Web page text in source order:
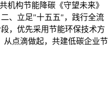
机构节能降碳《守望未来》
、立足"十五五"，践行全流
，优先采用节能环保技术方
从点滴做起，共建低碳企业节